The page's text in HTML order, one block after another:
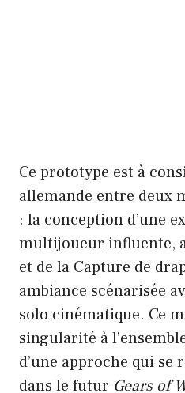
Ce prototype est à
allemande entre deux
: la conception d’une
multijoueur influente,
et de la Capture de
ambiance scénarisée
solo cinématique. Ce
singularité à
d’une approche qui se
dans le futur Gears of